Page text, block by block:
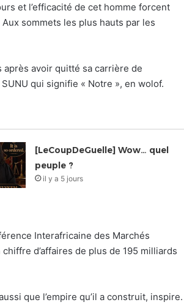
et l’efficacité de cet homme forcent
sommets les plus hauts par les
après avoir quitté sa carrière de
qui signifie « Notre », en wolof.
[LeCoupDeGuelle] Wow… quel
peuple ?
il y a 5 jours
Interafricaine des Marchés
d’affaires de plus de 195 milliards
que l’empire qu’il a construit, inspire.